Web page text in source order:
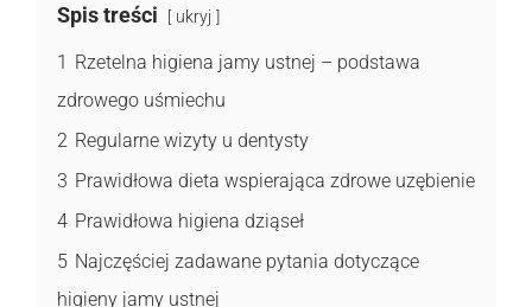
Spis treści ukryj
1 Rzetelna higiena jamy ustnej – podstawa
zdrowego uśmiechu
2 Regularne wizyty u dentysty
3 Prawidłowa dieta wspierająca zdrowe uzębienie
4 Prawidłowa higiena dziąseł
5 Najczęściej zadawane pytania dotyczące
higieny jamy ustnej